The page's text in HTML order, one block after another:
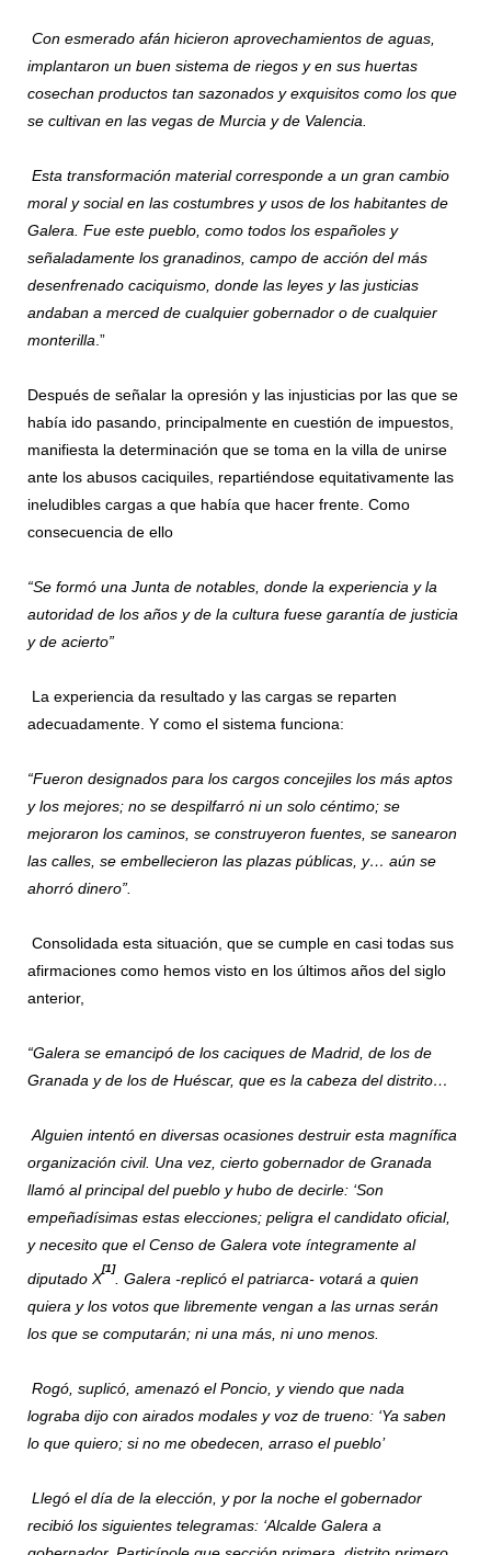
Con esmerado afán hicieron aprovechamientos de aguas,
implantaron un buen sistema de riegos y en sus huertas
cosechan productos tan sazonados y exquisitos como los que
se cultivan en las vegas de Murcia y de Valencia.
Esta transformación material corresponde a un gran cambio
moral y social en las costumbres y usos de los habitantes de
Galera. Fue este pueblo, como todos los españoles y
señaladamente los granadinos, campo de acción del más
desenfrenado caciquismo, donde las leyes y las justicias
andaban a merced de cualquier gobernador o de cualquier
monterilla .”
Después de señalar la opresión y las injusticias por las que se
había ido pasando, principalmente en cuestión de impuestos,
manifiesta la determinación que se toma en la villa de unirse
ante los abusos caciquiles, repartiéndose equitativamente las
ineludibles cargas a que había que hacer frente. Como
consecuencia de ello
“Se formó una Junta de notables, donde la experiencia y la
autoridad de los años y de la cultura fuese garantía de justicia
y de acierto”
La experiencia da resultado y las cargas se reparten
adecuadamente. Y como el sistema funciona:
“Fueron designados para los cargos concejiles los más aptos
y los mejores; no se despilfarró ni un solo céntimo; se
mejoraron los caminos, se construyeron fuentes, se sanearon
las calles, se embellecieron las plazas públicas, y… aún se
ahorró dinero”.
Consolidada esta situación, que se cumple en casi todas sus
afirmaciones como hemos visto en los últimos años del siglo
anterior,
“Galera se emancipó de los caciques de Madrid, de los de
Granada y de los de Huéscar, que es la cabeza del distrito…
Alguien intentó en diversas ocasiones destruir esta magnífica
organización civil. Una vez, cierto gobernador de Granada
llamó al principal del pueblo y hubo de decirle: ‘Son
empeñadísimas estas elecciones; peligra el candidato oficial,
y necesito que el Censo de Galera vote íntegramente al
diputado X
[1]
. Galera -replicó el patriarca- votará a quien
quiera y los votos que libremente vengan a las urnas serán
los que se computarán; ni una más, ni uno menos.
Rogó, suplicó, amenazó el Poncio, y viendo que nada
lograba dijo con airados modales y voz de trueno: ‘Ya saben
lo que quiero; si no me obedecen, arraso el pueblo’
Llegó el día de la elección, y por la noche el gobernador
recibió los siguientes telegramas: ‘Alcalde Galera a